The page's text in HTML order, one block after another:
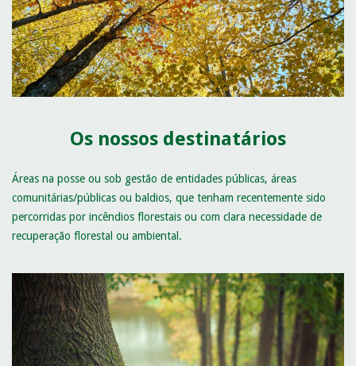
Os nossos destinatários
Áreas na posse ou sob gestão de entidades públicas, áreas
comunitárias/públicas ou baldios, que tenham recentemente sido
percorridas por incêndios florestais ou com clara necessidade de
recuperação florestal ou ambiental.